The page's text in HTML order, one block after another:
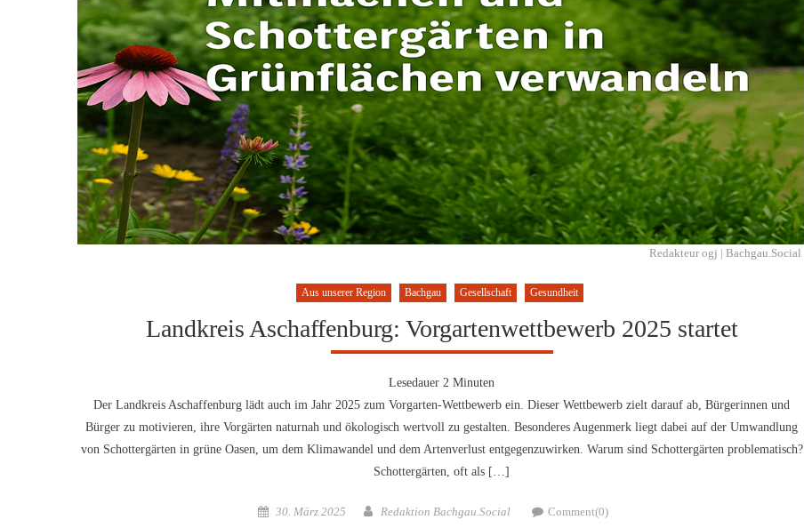
Redakteur ogj | Bachgau.Social
Aus unserer Region Bachgau Gesellschaft Gesundheit
Landkreis Aschaffenburg: Vorgartenwettbewerb 2025 startet
Lesedauer 2 Minuten
Der Landkreis Aschaffenburg lädt auch im Jahr 2025 zum Vorgarten-Wettbewerb ein. Dieser Wettbewerb zielt darauf ab, Bürgerinnen und
Bürger zu motivieren, ihre Vorgärten naturnah und ökologisch wertvoll zu gestalten. Besonderes Augenmerk liegt dabei auf der Umwandlung
von Schottergärten in grüne Oasen, um dem Klimawandel und dem Artenverlust entgegenzuwirken. Warum sind Schottergärten problematisch?
Schottergärten, oft als […]
Posted
30. März 2025 Author
Redaktion Bachgau.Social Comment(0)